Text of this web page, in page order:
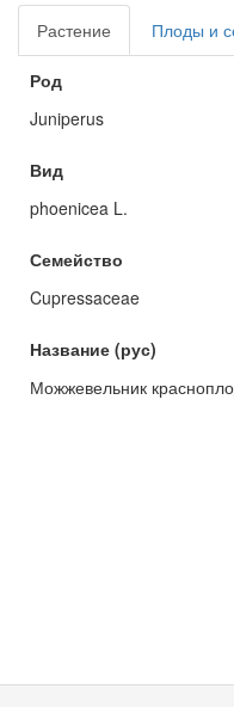
Растение Плоды и
Род
Juniperus
Вид
phoenicea L.
Семейство
Cupressaceae
Название (рус)
Можжевельник